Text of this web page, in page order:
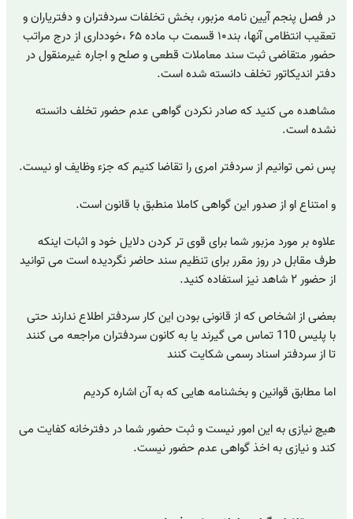
در فصل پنجم آیین نامه مزبور، بخش تخلفات سردفتران و دفتریاران و
تعقیب انتظامی آنها، بند۱۰ قسمت ب ماده ۶۵ ،خودداری از درج مراتب
حضور متقاضی ثبت سند معاملات قطعی و صلح و اجاره غیرمنقول در
دفتر اندیکاتور تخلف دانسته شده است.
مشاهده می کنید که صادر نکردن گواهی عدم حضور تخلف دانسته
نشده است.
پس نمی توانیم از سردفتر امری را تقاضا کنیم که جزء وظایف او نیست.
و امتناع او از صدور این گواهی کاملا منطبق با قانون است.
علاوه بر مورد مزبور شما برای قوی تر کردن دلایل خود و اثبات اینکه
طرف مقابل در روز مقرر برای تنظیم سند حاضر نگردیده است می توانید
از حضور ۲ شاهد نیز استفاده کنید.
بعضی از اشخاص که از قانونی بودن این کار سردفتر اطلاع ندارند حتی
با پلیس 110 تماس می گیرند یا به کانون سردفتران مراجعه می کنند
تا از سردفتر اسناد رسمی شکایت کنند
اما مطابق قوانین و بخشنامه هایی که به آن اشاره کردیم
هیچ نیازی به این امور نیست و ثبت حضور شما در دفترخانه کفایت می
کند و نیازی به اخذ گواهی عدم حضور نیست.